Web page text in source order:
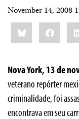
November 14, 2008
Share
this:Bluesky
Nova York, 13 de
veterano repórter
criminalidade, foi
encontrava em seu